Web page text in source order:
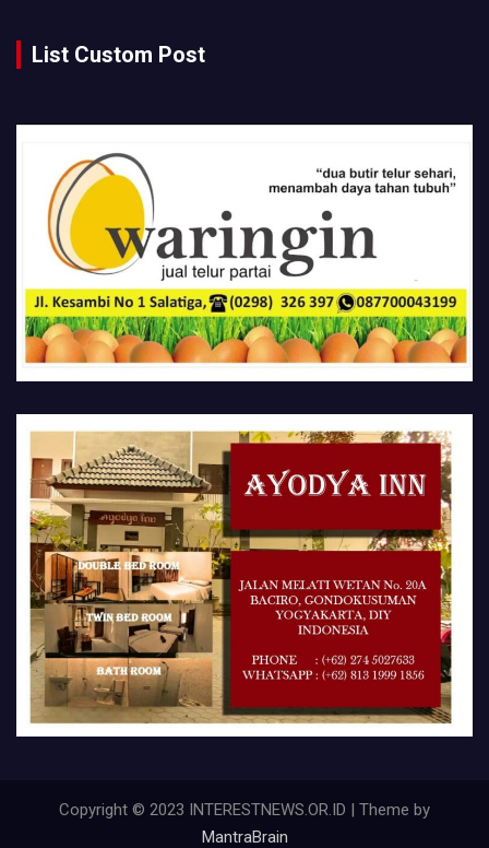
List Custom Post
Copyright © 2023 INTERESTNEWS.OR.ID | Theme by
MantraBrain